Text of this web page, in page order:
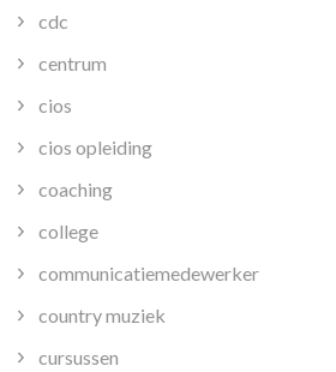
cdc
centrum
cios
cios opleiding
coaching
college
communicatiemedewerker
country muziek
cursussen